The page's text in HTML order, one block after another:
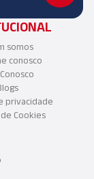
somos
conosco
privacidade
Cookies